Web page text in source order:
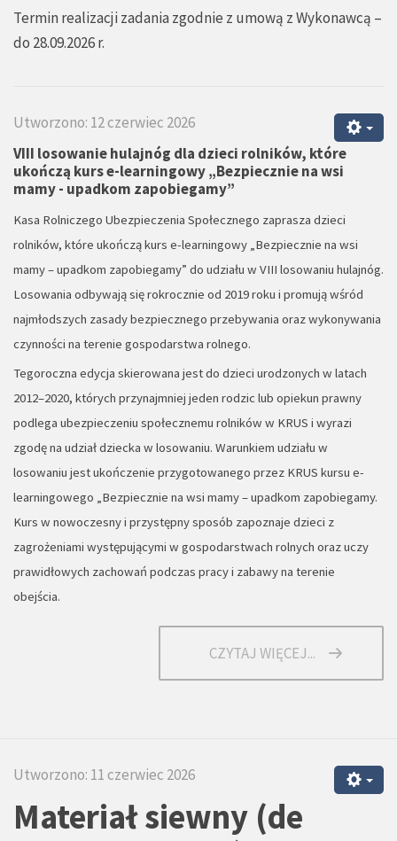
Termin realizacji zadania zgodnie z umową z Wykonawcą –
do 28.09.2026 r.
Utworzono: 12 czerwiec 2026
VIII losowanie hulajnóg dla dzieci rolników, które
ukończą kurs e-learningowy „Bezpiecznie na wsi
mamy - upadkom zapobiegamy”
Kasa Rolniczego Ubezpieczenia Społecznego zaprasza dzieci
rolników, które ukończą kurs e-learningowy „Bezpiecznie na wsi
mamy – upadkom zapobiegamy” do udziału w VIII losowaniu hulajnóg.
Losowania odbywają się rokrocznie od 2019 roku i promują wśród
najmłodszych zasady bezpiecznego przebywania oraz wykonywania
czynności na terenie gospodarstwa rolnego.
Tegoroczna edycja skierowana jest do dzieci urodzonych w latach
2012–2020, których przynajmniej jeden rodzic lub opiekun prawny
podlega ubezpieczeniu społecznemu rolników w KRUS i wyrazi
zgodę na udział dziecka w losowaniu. Warunkiem udziału w
losowaniu jest ukończenie przygotowanego przez KRUS kursu e-
learningowego „Bezpiecznie na wsi mamy – upadkom zapobiegamy.
Kurs w nowoczesny i przystępny sposób zapoznaje dzieci z
zagrożeniami występującymi w gospodarstwach rolnych oraz uczy
prawidłowych zachowań podczas pracy i zabawy na terenie
obejścia.
CZYTAJ WIĘCEJ...
Utworzono: 11 czerwiec 2026
Materiał siewny (de